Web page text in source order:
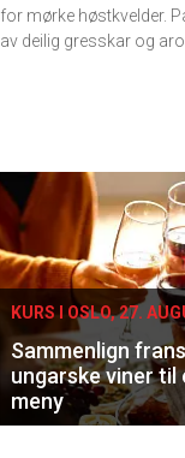
for mørke høstkvelder.
av deilig gresskar og
KURS I OSLO, 27.
Sammenlign
ungarske viner
meny